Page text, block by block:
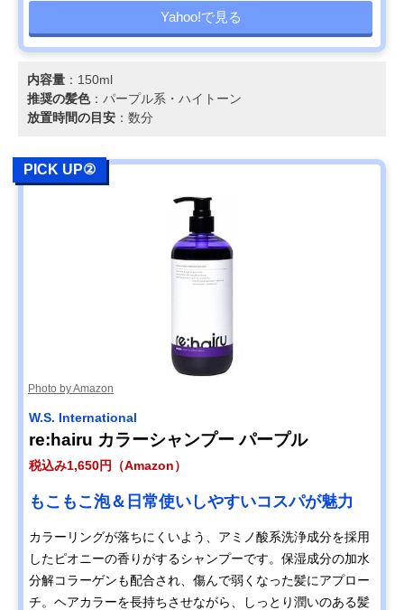
Yahoo!で見る
内容量 ：150ml
推奨の髪色：パープル系・ハイトーン
放置時間の目安 ：数分
PICK UP②
Photo by Amazon
W.S. International
re:hairu カラーシャンプー パープル
税込み1,650円（Amazon）
もこもこ泡＆日常使いしやすいコスパが魅力
カラーリングが落ちにくいよう、アミノ酸系洗浄成分を採用
したピオニーの香りがするシャンプーです。保湿成分の加水
分解コラーゲンも配合され、傷んで弱くなった髪にアプロー
チ。ヘアカラーを長持ちさせながら、しっとり潤いのある髪